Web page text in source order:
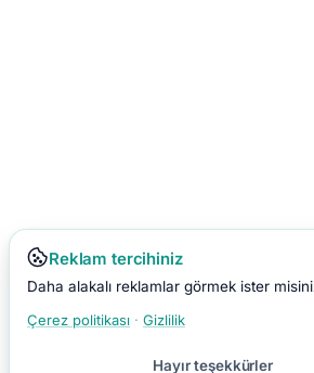
Reklam tercihiniz
Daha alakalı reklamlar görmek ister
Çerez politikası · Gizlilik
Hayır teşekkürler